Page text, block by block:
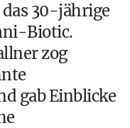
30-jährige
Biotic.
zog
gab Einblicke